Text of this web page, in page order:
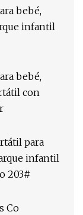
bebé,
infantil
bebé,
con
para
infantil
203#
Co